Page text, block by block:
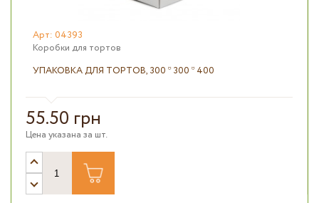
Арт: 04393
Коробки для тортов
УПАКОВКА ДЛЯ ТОРТОВ, 300 * 300 * 400
55.50 грн
Цена указана за шт.